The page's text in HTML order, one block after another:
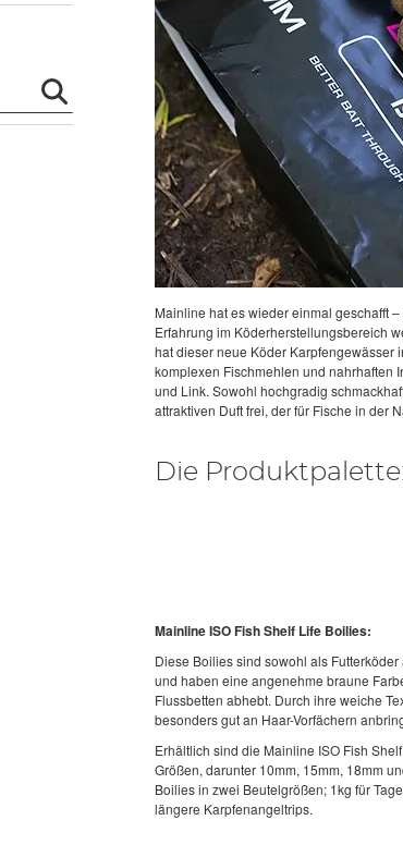
Mainline hat es wieder einmal geschafft
Erfahrung im Köderherstellungsbereich
hat dieser neue Köder Karpfengewässer
komplexen Fischmehlen und nahrhaften
und Link. Sowohl hochgradig
attraktiven Duft frei, der für Fische in der
Die
Mainline ISO Fish Shelf Life Boilies:
Diese Boilies sind sowohl als
und haben eine angenehme braune
Flussbetten abhebt. Durch ihre weiche
besonders gut an Haar-Vorfächern
Erhältlich sind die Mainline ISO Fish
Größen, darunter 10mm, 15mm, 18mm
Boilies in zwei Beutelgrößen; 1kg für
längere Karpfenangeltrips.